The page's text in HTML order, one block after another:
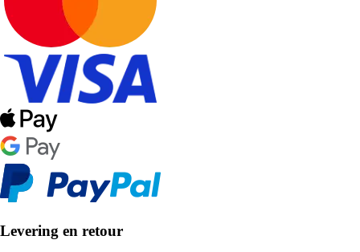
Levering en retour